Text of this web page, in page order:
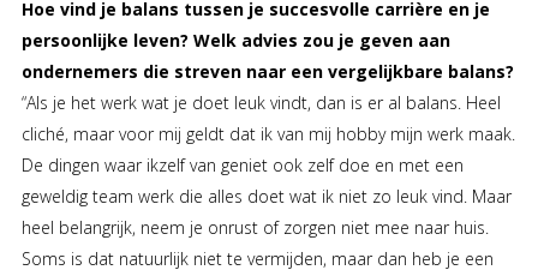
Hoe vind je balans tussen je succesvolle carrière en je
persoonlijke leven? Welk advies zou je geven aan
ondernemers die streven naar een vergelijkbare balans?
“Als je het werk wat je doet leuk vindt, dan is er al balans. Heel
cliché, maar voor mij geldt dat ik van mij hobby mijn werk maak.
De dingen waar ikzelf van geniet ook zelf doe en met een
geweldig team werk die alles doet wat ik niet zo leuk vind. Maar
heel belangrijk, neem je onrust of zorgen niet mee naar huis.
Soms is dat natuurlijk niet te vermijden, maar dan heb je een